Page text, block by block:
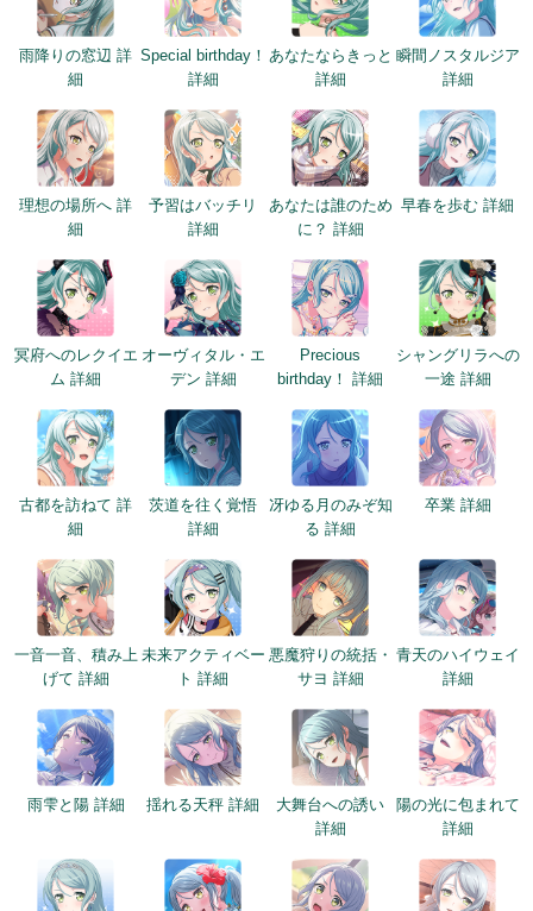
雨降りの窓辺 詳
細
Special birthday！
詳細
あなたならきっと
詳細
瞬間ノスタルジア
詳細
理想の場所へ 詳
細
予習はバッチリ
詳細
あなたは誰のため
に？ 詳細
早春を歩む 詳細
冥府へのレクイエ
ム 詳細
オーヴィタル・エ
デン 詳細
Precious
birthday！ 詳細
シャングリラへの
一途 詳細
古都を訪ねて 詳
細
茨道を往く覚悟
詳細
冴ゆる月のみぞ知
る 詳細
卒業 詳細
一音一音、積み上
げて 詳細
未来アクティベー
ト 詳細
悪魔狩りの統括・
サヨ 詳細
青天のハイウェイ
詳細
雨雫と陽 詳細 揺れる天秤 詳細
大舞台への誘い
詳細
陽の光に包まれて
詳細